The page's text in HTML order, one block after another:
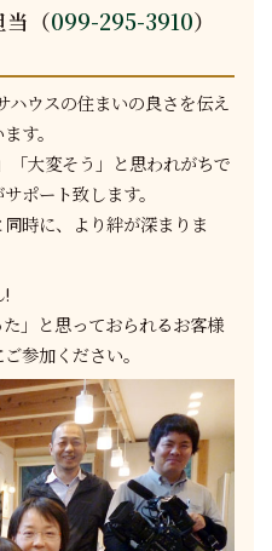
当（099-295-3910）
ハウスの住まいの良さを伝え
す。
「大変そう」と思われがちで
ポート致します。
時に、より絆が深まりま
!
た」と思っておられるお客様
参加ください。